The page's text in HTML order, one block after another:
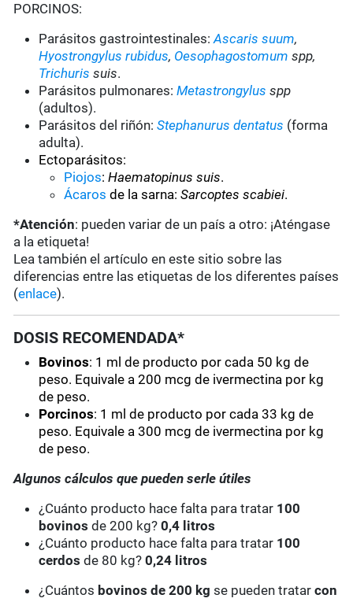
PORCINOS:
Parásitos gastrointestinales:Ascaris suum,
Hyostrongylus rubidus, Oesophagostomum spp,
Trichuris suis.
Parásitos pulmonares:Metastrongylus spp
(adultos).
Parásitos del riñón:Stephanurus dentatus (forma
adulta).
Ectoparásitos:
Piojos: Haematopinus suis.
Ácaros de la sarna:Sarcoptes scabiei.
*Atención: pueden variar de un país a otro: ¡Aténgase
a la etiqueta!
Lea también el artículo en este sitio sobre las
diferencias entre las etiquetas de los diferentes países
(enlace).
DOSIS RECOMENDADA*
Bovinos: 1 ml de producto por cada 50 kg de
peso. Equivale a200 mcg de ivermectina por kg
de peso.
Porcinos: 1 ml de producto por cada 33 kg de
peso. Equivale a300 mcg de ivermectina por kg
de peso.
Algunos cálculos que pueden serle útiles
¿Cuánto producto hace falta para tratar 100
bovinosde 200 kg?0,4 litros
¿Cuánto producto hace falta para tratar 100
cerdosde 80 kg?0,24 litros
¿Cuántos bovinos de 200 kg se pueden tratarcon